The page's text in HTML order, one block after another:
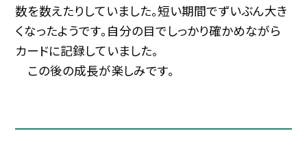
数を数えたりしていました。短い期間でずいぶん大き
くなったようです。自分の目でしっかり確かめながら
カードに記録していました。
この後の成長が楽しみです。